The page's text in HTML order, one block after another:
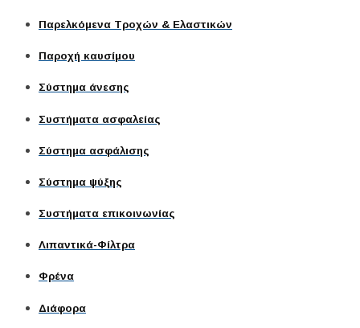
Παρελκόμενα Τροχών & Ελαστικών
Παροχή καυσίμου
Σύστημα άνεσης
Συστήματα ασφαλείας
Σύστημα ασφάλισης
Σύστημα ψύξης
Συστήματα επικοινωνίας
Λιπαντικά-Φίλτρα
Φρένα
Διάφορα